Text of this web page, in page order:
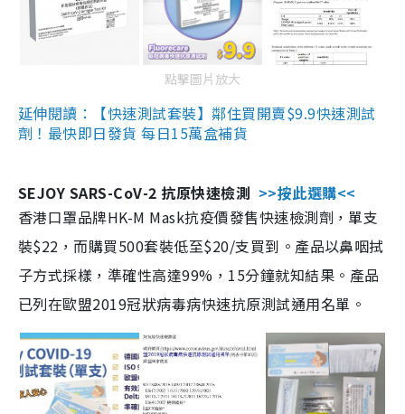
點擊圖片放大
延伸閱讀：【快速測試套裝】鄰住買開賣$9.9快速測試
劑！最快即日發貨 每日15萬盒補貨
SEJOY SARS-CoV-2 抗原快速檢測 >>按此選購<<
香港口罩品牌HK-M Mask抗疫價發售快速檢測劑，單支
裝$22，而購買500套裝低至$20/支買到。產品以鼻咽拭
子方式採樣，準確性高達99%，15分鐘就知結果。產品
已列在歐盟2019冠狀病毒病快速抗原測試通用名單。